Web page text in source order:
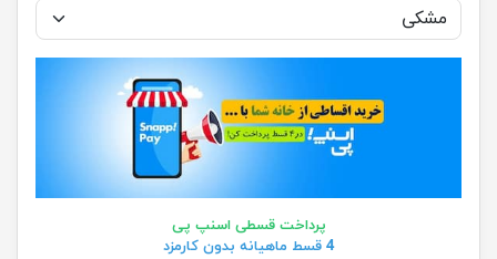
پرداخت قسطی اسنپ پی
4 قسط ماهیانه بدون کارمزد